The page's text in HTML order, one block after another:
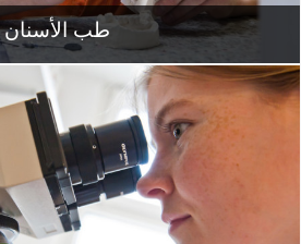
طب الأسنان